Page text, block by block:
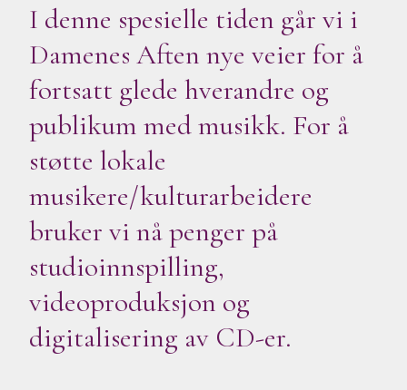
I denne spesielle tiden går vi i
Damenes Aften nye veier for å
fortsatt glede hverandre og
publikum med musikk. For å
støtte lokale
musikere/kulturarbeidere
bruker vi nå penger på
studioinnspilling,
videoproduksjon og
digitalisering av CD-er.